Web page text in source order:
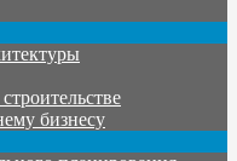
бизнесу